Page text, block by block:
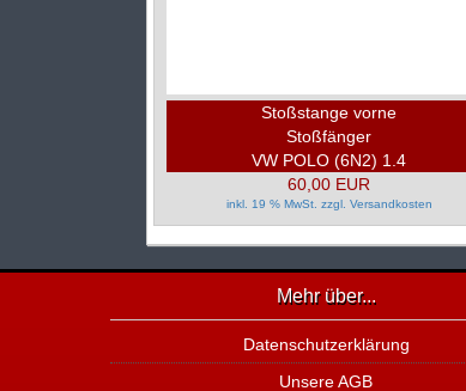
Stoßstange vorne
Stoßfänger
VW POLO (6N2) 1.4
60,00 EUR
inkl. 19 % MwSt. zzgl. Versandkosten
Mehr über...
Datenschutzerklärung
Unsere AGB